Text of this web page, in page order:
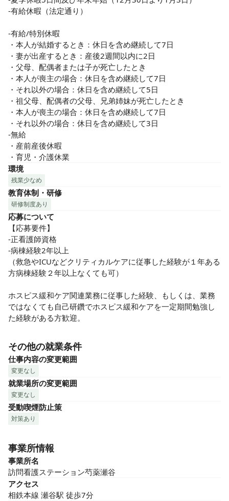
-有給休暇（法定通り）
-有給/特別休暇
・本人が結婚するとき：休日を含め継続して7日
・妻が出産するとき：産後2週間以内に2日
・父母、配偶者または子が死亡したとき
・本人が喪主の場合：休日を含め継続して7日
・それ以外の場合：休日を含め継続して5日
・祖父母、配偶者の父母、兄弟姉妹が死亡したとき
・本人が喪主の場合：休日を含め継続して7日
・それ以外の場合：休日を含め継続して3日
-無給
・産前産後休暇
・育児・介護休業
環境
残業少なめ
教育体制・研修
研修制度あり
応募について
【応募要件】
-正看護師資格
-病棟経験2年以上
（救急やICUなどクリティカルケアに従事した経験が１年ある
方病棟経験２年以上なくても可）
ホスピス緩和ケア関連業務に従事した経験、もしくは、業務
ではなくても自己研鑽でホスピス緩和ケアを一定期間勉強し
た経験がある方歓迎。
その他の就業条件
仕事内容の変更範囲
変更なし
就業場所の変更範囲
変更なし
受動喫煙防止策
対策あり
事業所情報
事業所名
訪問看護ステーション芍薬瀬谷
アクセス
相鉄本線 瀬谷駅 徒歩7分